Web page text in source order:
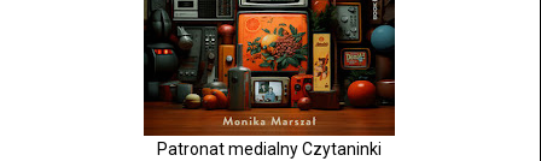
Patronat medialny Czytaninki